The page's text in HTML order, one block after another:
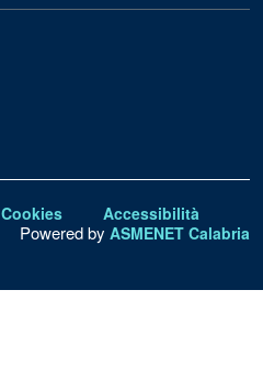
Cookies Accessibilità
Powered by ASMENET Calabria